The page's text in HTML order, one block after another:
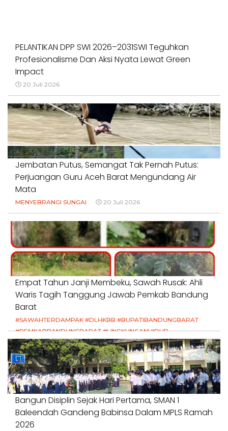
PELANTIKAN DPP SWI 2026–2031SWI Teguhkan
Profesionalisme Dan Aksi Nyata Lewat Green
Impact
20 Juli 2026
Jembatan Putus, Semangat Tak Pernah Putus:
Perjuangan Guru Aceh Barat Mengundang Air
Mata
MENYEBRANGI SUNGAI 20 Juli 2026
Empat Tahun Janji Membeku, Sawah Rusak: Ahli
Waris Tagih Tanggung Jawab Pemkab Bandung
Barat
#SAWAHTERDAMPAK #DLHKBB #BUPATIBANDUNGBARAT
#PEMKABBANDUNGBARAT #LINGKUNGANHIDUP
#HAKPETANI #KEADILANUNTUKPETANI
#NORMALISASISALURAN #IRIGASIRUSAK
#DUGAANPENCEMARAN #AKUNTABILITASPEMERINTAH
18 Juli 2026
Bangun Disiplin Sejak Hari Pertama, SMAN 1
Baleendah Gandeng Babinsa Dalam MPLS Ramah
2026